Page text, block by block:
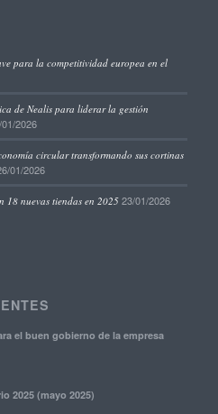
para la competitividad europea en el
de Nealis para liderar la gestión
2026
circular transformando sus cortinas
01/2026
18 nuevas tiendas en 2025 23/01/2026
el buen gobierno de la empresa
2025 (mayo 2025)